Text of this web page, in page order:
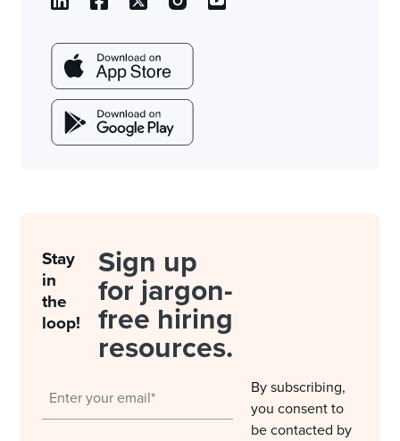
Stay
in
the
loop!
Sign up
for jargon-
free hiring
resources.
By subscribing,
you consent to
be contacted by